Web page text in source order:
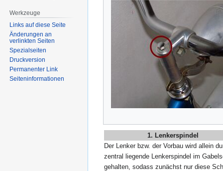
1. Lenkerspindel
Der Lenker bzw. der Vorbau wird allein
zentral liegende Lenkerspindel im
gehalten, sodass zunächst nur diese
Werkzeuge
Links auf diese Seite
Änderungen an
verlinkten Seiten
Spezialseiten
Druckversion
Permanenter Link
Seiten­­informationen